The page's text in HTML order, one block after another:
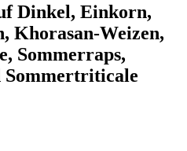
Dinkel, Einkorn,
Khorasan-Weizen,
Sommerraps,
Sommertriticale